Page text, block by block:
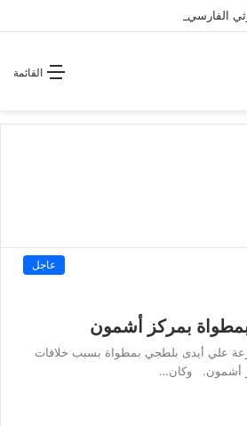
الفارسي المجوسي يغتال اليمن “
القائمة
عاجل
بمركز أشمون
علي أيدى بلطجي بمطواة بسبب خلافات
أشمون. وكان…